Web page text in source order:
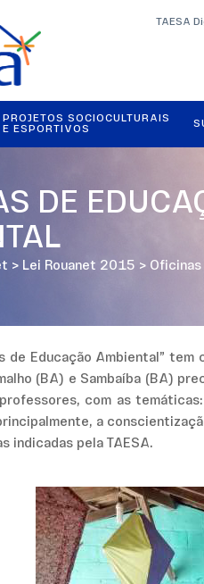
TAESA
PROJETOS SOCIOCULTURAIS
E ESPORTIVOS
DE
> Lei Rouanet 2015 > Oficinas
de Educação Ambiental”
(BA) e Sambaíba (BA)
com as
a
indicadas pela TAESA.